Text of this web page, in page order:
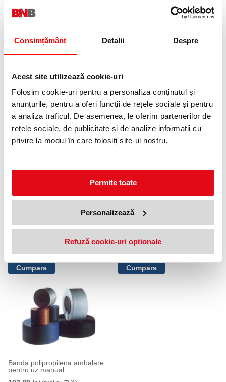
Consimțământ Detalii Despre
Acest site utilizează cookie-uri
Folosim cookie-uri pentru a personaliza conținutul și
anunțurile, pentru a oferi funcții de rețele sociale și pentru
a analiza traficul. De asemenea, le oferim partenerilor de
rețele sociale, de publicitate și de analize informații cu
privire la modul în care folosiți site-ul nostru.
Permite toate
Personalizează
Refuză cookie-uri optionale
Banda polipropilena ambalare
pentru uz manual
103,89 lei (pret cu TVA)
Anunta-ma cand revine in stoc
NOUTATI
Dispozitiv aplicare banda
122,55 lei(pret cu TVA)
Dispozitiv aplicare banda
mm x 66 m
39,99 lei(pret cu TVA)
Banda polipropilena ambalare
pentru uz manual